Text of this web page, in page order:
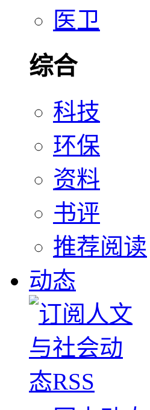
医卫
综合
科技
环保
资料
书评
推荐阅读
动态